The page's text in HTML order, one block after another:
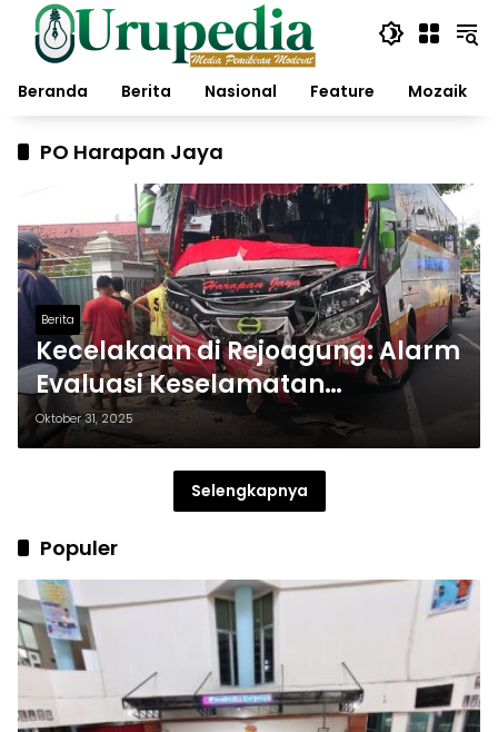
Langsung
konten
Beranda
Berita Nasional Feature Mozaik
PO Harapan Jaya
Berita
Kecelakaan di Rejoagung: Alarm
Evaluasi Keselamatan
Transportasi Publik
Oktober 31, 2025
Selengkapnya
Populer